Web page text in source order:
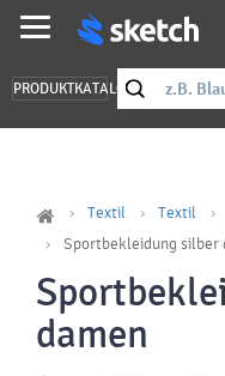
PRODUKTKATALOG
Textil Textil
Sportbekleidung silber
damen